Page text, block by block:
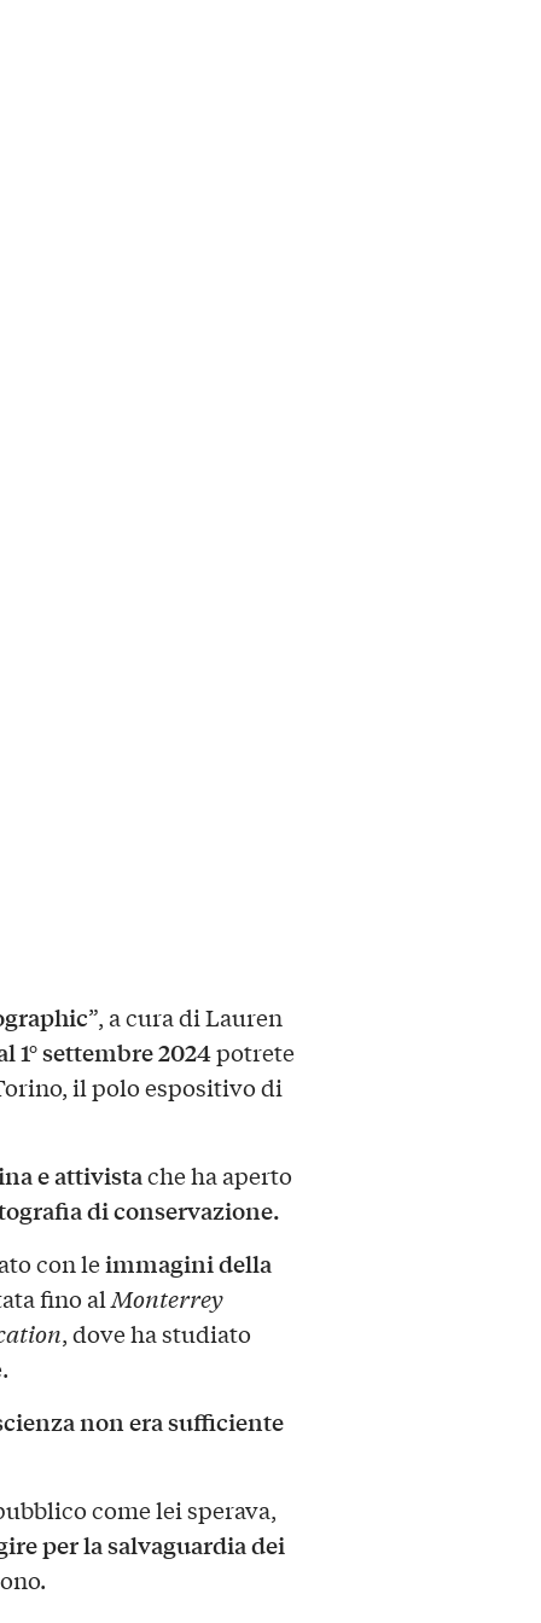
”, a cura di Lauren
1° settembre 2024potrete
il polo espositivo di
e attivistache ha aperto
di conservazione.
con leimmagini della
fino alMonterrey
, dove ha studiato
non era sufficiente
come lei sperava,
per la salvaguardia dei